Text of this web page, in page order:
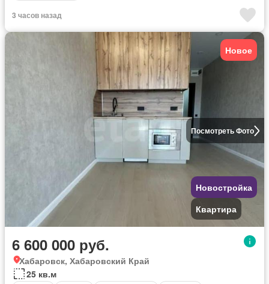
3 часов назад
Посмотреть Фото
Новое
Новостройка
Квартира
6 600 000 руб.
Хабаровск, Хабаровский Край
25 кв.м